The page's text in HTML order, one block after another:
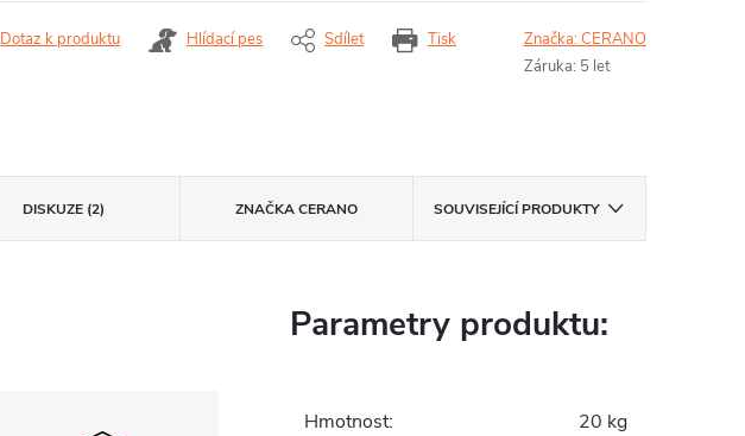
Tisk
Dotaz k produktu Hlídací pes Sdílet Značka:CERANO
Záruka: 5 let
DISKUZE (2) ZNAČKACERANO SOUVISEJÍCÍ PRODUKTY
Parametry produktu:
Hmotnost: 20 kg